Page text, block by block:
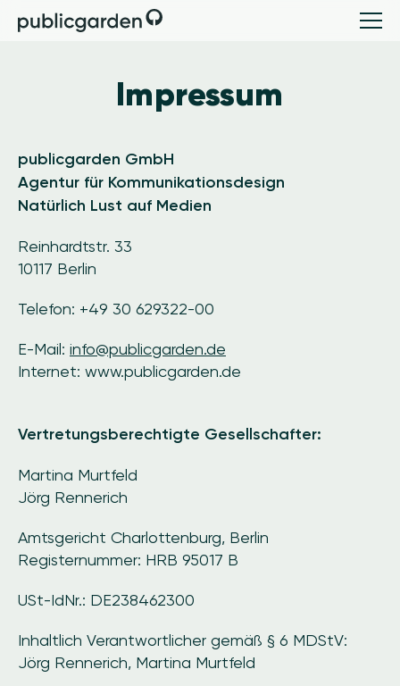
Impressum
publicgarden GmbH
Agentur für Kommunikationsdesign
Natürlich Lust auf Medien
Reinhardtstr. 33
10117 Berlin
Telefon: +49 30 629322-00
E-Mail: info@publicgarden.de
Internet: www.publicgarden.de
Vertretungsberechtigte Gesellschafter:
Martina Murtfeld
Jörg Rennerich
Amtsgericht Charlottenburg, Berlin
Registernummer: HRB 95017 B
USt-IdNr.: DE238462300
Inhaltlich Verantwortlicher gemäß § 6 MDStV:
Jörg Rennerich, Martina Murtfeld